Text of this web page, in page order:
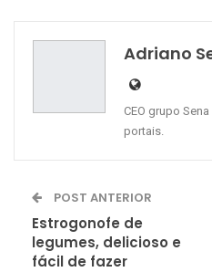
WhatsApp
Adriano
CEO grupo
portais.
POST ANTERIOR
Estrogonofe de
legumes, delicioso e
fácil de fazer